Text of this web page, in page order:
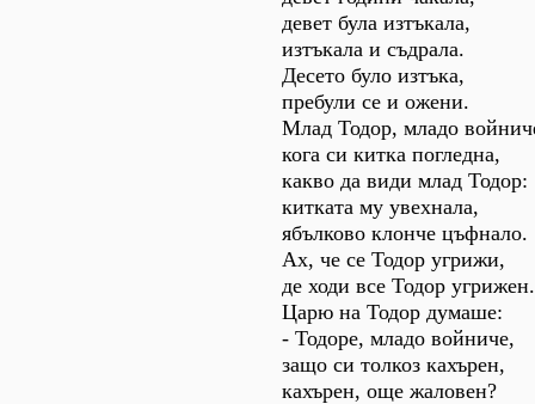
девет була изтъкала,
изтъкала и съдрала.
Десето було изтъка,
пребули се и ожени.
Млад Тодор, младо
кога си китка погледна,
какво да види млад Тодор:
китката му увехнала,
ябълково клонче цъфнало.
Ах, че се Тодор угрижи,
де ходи все Тодор угрижен.
Царю на Тодор думаше:
- Тодоре, младо войниче,
защо си толкоз кахърен,
кахърен, още жаловен?